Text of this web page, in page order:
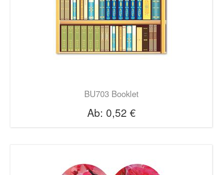
BU703 Booklet
Ab: 0,52 €